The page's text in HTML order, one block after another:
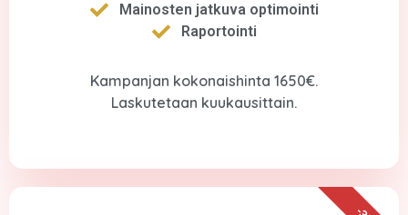
Mainosten jatkuva optimointi
Raportointi
Kampanjan kokonaishinta 1650€.
Laskutetaan kuukausittain.